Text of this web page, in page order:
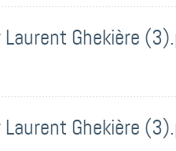
Laurent Ghekière
Laurent Ghekière